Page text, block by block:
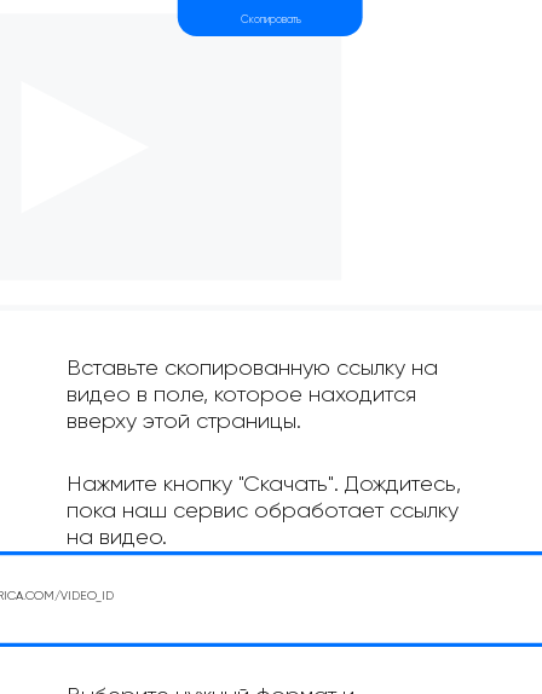
Вставьте скопированную ссылку на
видео в поле, которое находится
вверху этой страницы.
Нажмите кнопку "Скачать". Дождитесь,
пока наш сервис обработает ссылку
на видео.